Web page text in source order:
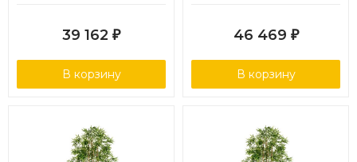
39 162 ₽
В корзину
46 469 ₽
В корзину